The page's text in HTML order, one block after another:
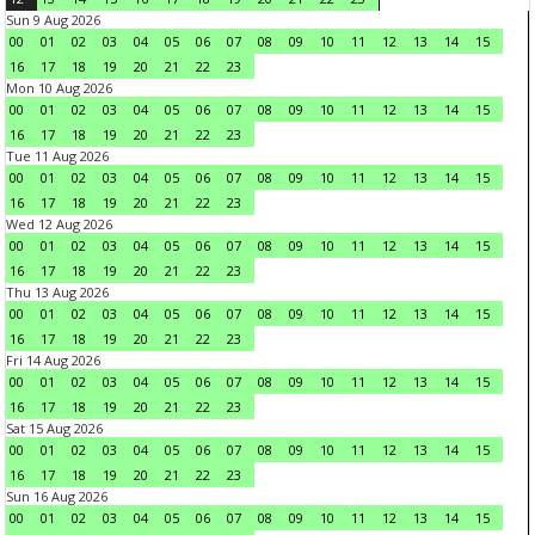
Sun 9 Aug 2026
00
01 02 03 04 05 06 07 08 09 10 11 12 13 14
15
16
17 18 19 20 21 22
23
Mon 10 Aug 2026
00
01 02 03 04 05 06 07 08 09 10 11 12 13 14
15
16
17 18 19 20 21 22
23
Tue 11 Aug 2026
00
01 02 03 04 05 06 07 08 09 10 11 12 13 14
15
16
17 18 19 20 21 22
23
Wed 12 Aug 2026
00
01 02 03 04 05 06 07 08 09 10 11 12 13 14
15
16
17 18 19 20 21 22
23
Thu 13 Aug 2026
00
01 02 03 04 05 06 07 08 09 10 11 12 13 14
15
16
17 18 19 20 21 22
23
Fri 14 Aug 2026
00
01 02 03 04 05 06 07 08 09 10 11 12 13 14
15
16
17 18 19 20 21 22
23
Sat 15 Aug 2026
00
01 02 03 04 05 06 07 08 09 10 11 12 13 14
15
16
17 18 19 20 21 22
23
Sun 16 Aug 2026
00
01 02 03 04 05 06 07 08 09 10 11 12 13 14
15